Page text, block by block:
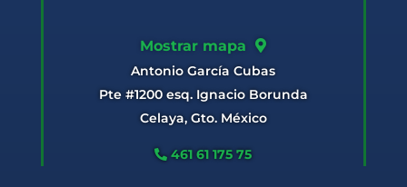
Mostrar mapa
Antonio García Cubas
Pte #1200 esq. Ignacio Borunda
Celaya, Gto. México
461 61 175 75